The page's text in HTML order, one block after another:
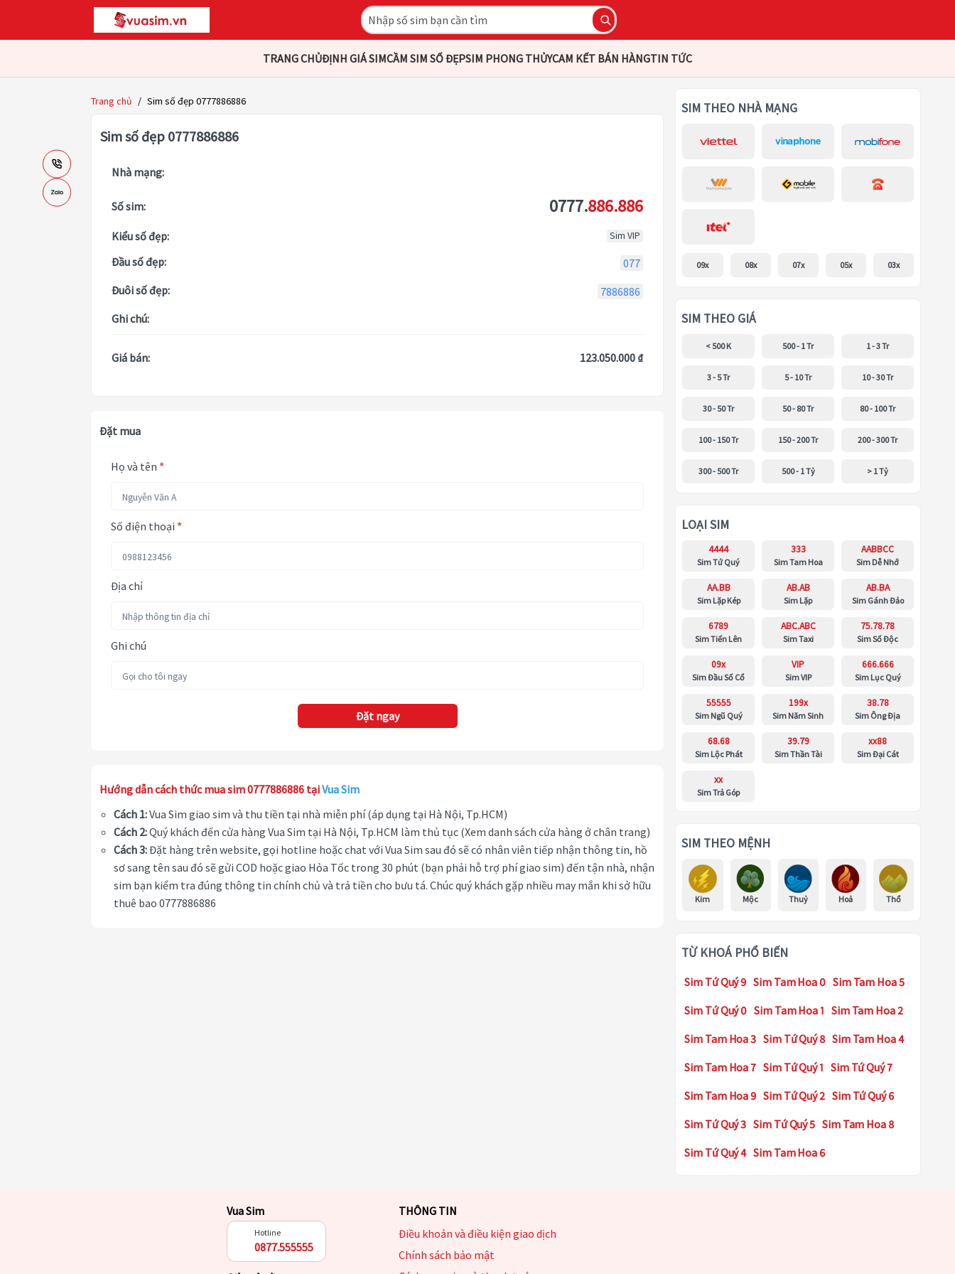
TRANG CHỦĐỊNH GIÁ SIMCẦM SIM SỐ ĐẸPSIM PHONG THỦYCAM KẾT BÁN HÀNGTIN TỨC
Trang chủ / Sim số đẹp 0777886886
Sim số đẹp 0777886886
Nhà mạng:
Số sim: 0777.886.886
Kiểu số đẹp: Sim VIP
Đầu số đẹp:
077
Đuôi số đẹp:
7886886
Ghi chú:
Giá bán: 123.050.000 ₫
Đặt mua
Họ và tên *
Số điện thoại *
Địa chỉ
Ghi chú
Đặt ngay
Hướng dẫn cách thức mua sim 0777886886 tạiVua Sim
Cách 1:Vua Sim giao sim và thu tiền tại nhà miễn phí (áp dụng tại Hà Nội, Tp.HCM)
Cách 2:Quý khách đến cửa hàng Vua Sim tại Hà Nội, Tp.HCM làm thủ tục (Xem danh sách cửa hàng ở chân trang)
Cách 3:Đặt hàng trên website, gọi hotline hoặc chat với Vua Sim sau đó sẽ có nhân viên tiếp nhận thông tin, hồ
sơ sang tên sau đó sẽ gửi COD hoặc giao Hỏa Tốc trong 30 phút (bạn phải hỗ trợ phí giao sim) đến tận nhà, nhận
sim bạn kiểm tra đúng thông tin chính chủ và trả tiền cho bưu tá. Chúc quý khách gặp nhiều may mắn khi sở hữu
thuê bao 0777886886
SIM THEO NHÀ MẠNG
09x 08x 07x 05x 03x
SIM THEO GIÁ
< 500 K 500 - 1 Tr 1 - 3 Tr
3 - 5 Tr 5 - 10 Tr 10 - 30 Tr
30 - 50 Tr 50 - 80 Tr 80 - 100 Tr
100 - 150 Tr 150 - 200 Tr 200 - 300 Tr
300 - 500 Tr 500 - 1 Tỷ > 1 Tỷ
LOẠI SIM
4444
Sim Tứ Quý
333
Sim Tam Hoa
AABBCC
Sim Dễ Nhớ
AA.BB
Sim Lặp Kép
AB.AB
Sim Lặp
AB.BA
Sim Gánh Đảo
6789
Sim Tiến Lên
ABC.ABC
Sim Taxi
75.78.78
Sim Số Độc
09x
Sim Đầu Số Cổ
VIP
Sim VIP
666.666
Sim Lục Quý
55555
Sim Ngũ Quý
199x
Sim Năm Sinh
38.78
Sim Ông Địa
68.68
Sim Lộc Phát
39.79
Sim Thần Tài
xx88
Sim Đại Cát
xx
Sim Trả Góp
SIM THEO MỆNH
Kim Mộc Thuỷ Hoả Thổ
TỪ KHOÁ PHỔ BIẾN
Sim Tứ Quý 9 Sim Tam Hoa 0 Sim Tam Hoa 5
Sim Tứ Quý 0 Sim Tam Hoa 1 Sim Tam Hoa 2
Sim Tam Hoa 3 Sim Tứ Quý 8 Sim Tam Hoa 4
Sim Tam Hoa 7 Sim Tứ Quý 1 Sim Tứ Quý 7
Sim Tam Hoa 9 Sim Tứ Quý 2 Sim Tứ Quý 6
Sim Tứ Quý 3 Sim Tứ Quý 5 Sim Tam Hoa 8
Sim Tứ Quý 4 Sim Tam Hoa 6
Vua Sim
Hotline
0877.555555
THÔNG TIN
Điều khoản và điều kiện giao dịch
Chính sách bảo mật